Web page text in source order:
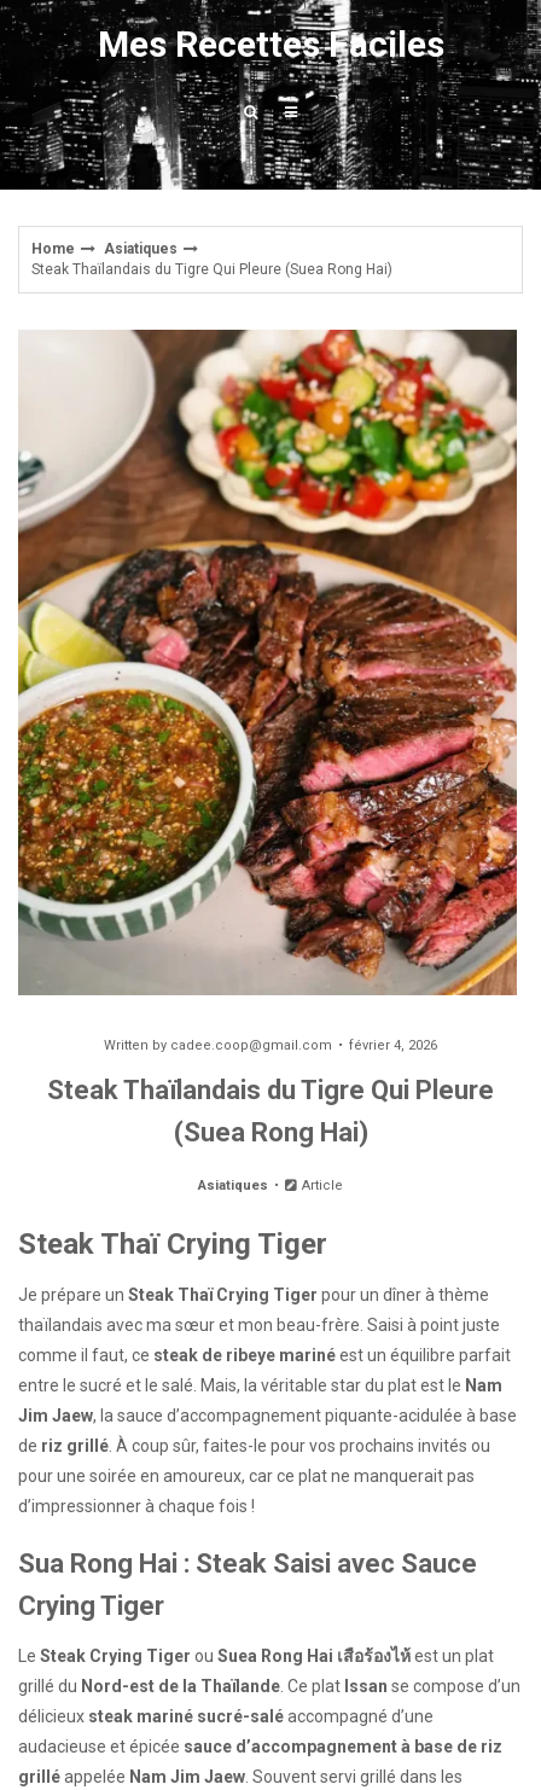
Skip
to
content
Mes Recettes Faciles
Home
Asiatiques
Steak Thaïlandais du Tigre Qui Pleure (Suea Rong Hai)
Written by cadee.coop@gmail.com février 4, 2026
Steak Thaïlandais du Tigre Qui Pleure
(Suea Rong Hai)
Asiatiques Article
Steak Thaï Crying Tiger
Je prépare un Steak Thaï Crying Tiger pour un dîner à thème
thaïlandais avec ma sœur et mon beau-frère. Saisi à point juste
comme il faut, ce steak de ribeye marinéest un équilibre parfait
entre le sucré et le salé. Mais, la véritable star du plat est le Nam
Jim Jaew, la sauce d’accompagnement piquante-acidulée à base
de riz grillé . À coup sûr, faites-le pour vos prochains invités ou
pour une soirée en amoureux, car ce plat ne manquerait pas
d’impressionner à chaque fois !
Sua Rong Hai : Steak Saisi avec Sauce
Crying Tiger
Le Steak Crying Tiger ou Suea Rong Hai เสือร้องไห้est un plat
grillé du Nord-est de la Thaïlande . Ce plat Issan se compose d’un
délicieux steak mariné sucré-saléaccompagné d’une
audacieuse et épicée sauce d’accompagnement à base de riz
grilléappelée Nam Jim Jaew . Souvent servi grillé dans les